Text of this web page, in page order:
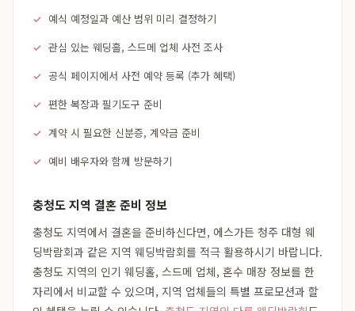
예식 예정일과 예산 범위 미리 결정하기
관심 있는 웨딩홀, 스드메 업체 사전 조사
공식 페이지에서 사전 예약 등록 (추가 혜택)
편한 복장과 필기도구 준비
계약 시 필요한 신분증, 계약금 준비
예비 배우자와 함께 방문하기
충청도 지역 결혼 준비 정보
충청도 지역에서 결혼을 준비하신다면, 에스가든 청주 대형 웨
딩박람회과 같은 지역 웨딩박람회를 적극 활용하시기 바랍니다.
충청도 지역의 인기 웨딩홀, 스드메 업체, 혼수 매장 정보를 한
자리에서 비교할 수 있으며, 지역 업체들의 특별 프로모션과 할